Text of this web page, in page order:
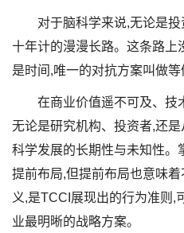
对于脑科学来说,无论是
十年计的漫漫长路。这条路上
是时间,唯一的对抗方案叫做等
在商业价值遥不可及、技
无论是研究机构、投资者,还
科学发展的长期性与未知性。
提前布局,但提前布局也意味
义,是TCCI展现出的行为准则,
业最明晰的战略方案。